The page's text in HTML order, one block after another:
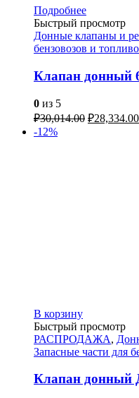
Подробнее
Быстрый просмотр
Донные клапаны и
бензовозов и
Клапан донный
0 из 5
₽30,014.00 ₽28,334.00
-12%
В корзину
Быстрый просмотр
РАСПРОДАЖА,
Запасные части для
Клапан донный